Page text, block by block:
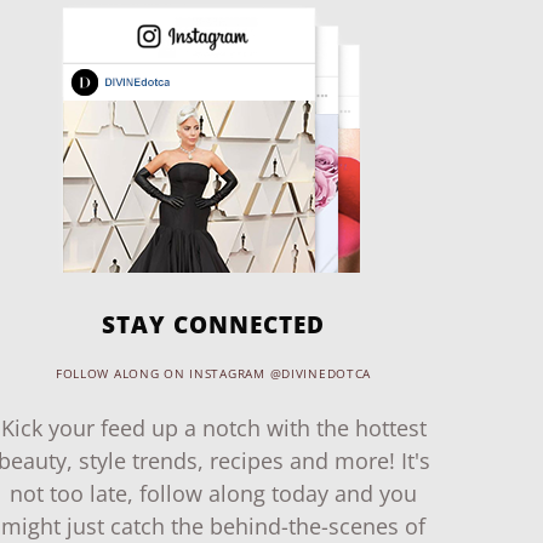
STAY CONNECTED
FOLLOW ALONG ON INSTAGRAM @DIVINEDOTCA
Kick your feed up a notch with the hottest
beauty, style trends, recipes and more! It's
not too late, follow along today and you
might just catch the behind-the-scenes of